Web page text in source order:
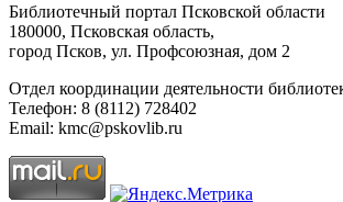
Библиотечный портал Псковской области
180000, Псковская область,
город Псков, ул. Профсоюзная, дом 2
Отдел координации деятельности
Телефон: 8 (8112) 728402
Email: kmc@pskovlib.ru